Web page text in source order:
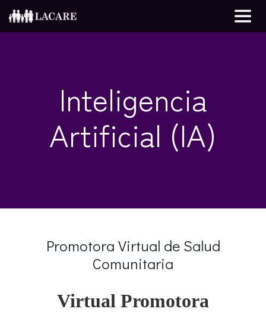
Inteligencia
Artificial (IA)
Promotora Virtual de Salud
Comunitaria